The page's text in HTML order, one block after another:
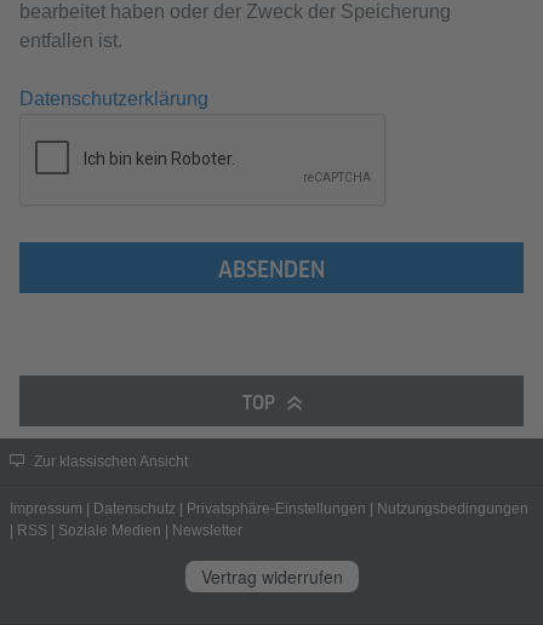
bearbeitet haben oder der Zweck der Speicherung
entfallen ist.
Datenschutzerklärung
ABSENDEN
TOP
Zur klassischen Ansicht
Impressum | Datenschutz | Privatsphäre-Einstellungen | Nutzungsbedingungen
| RSS | Soziale Medien | Newsletter
Vertrag widerrufen